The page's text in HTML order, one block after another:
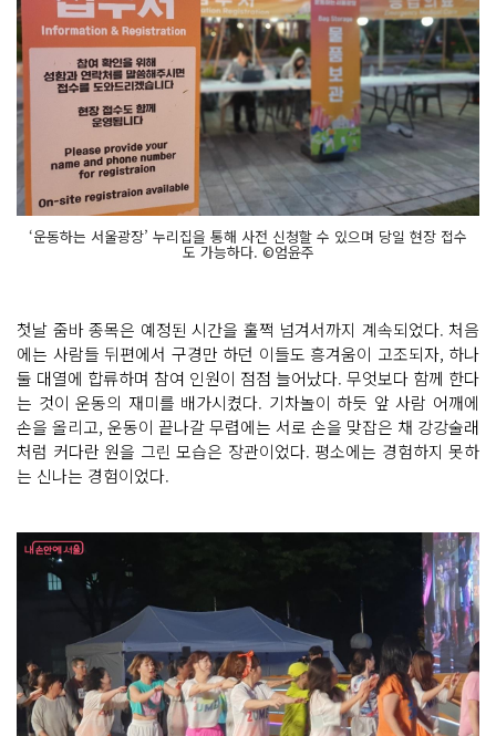
‘운동하는 서울광장’ 누리집을 통해 사전 신청할 수 있으며 당일 현장 접수
도 가능하다. ©엄윤주
첫날 줌바 종목은 예정된 시간을 훌쩍 넘겨서까지 계속되었다. 처음
에는 사람들 뒤편에서 구경만 하던 이들도 흥겨움이 고조되자, 하나
둘 대열에 합류하며 참여 인원이 점점 늘어났다. 무엇보다 함께 한다
는 것이 운동의 재미를 배가시켰다. 기차놀이 하듯 앞 사람 어깨에
손을 올리고, 운동이 끝나갈 무렵에는 서로 손을 맞잡은 채 강강술래
처럼 커다란 원을 그린 모습은 장관이었다. 평소에는 경험하지 못하
는 신나는 경험이었다.